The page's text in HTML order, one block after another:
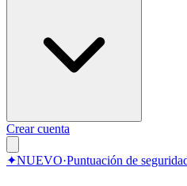
Crear cuenta
✦NUEVO·Puntuación de